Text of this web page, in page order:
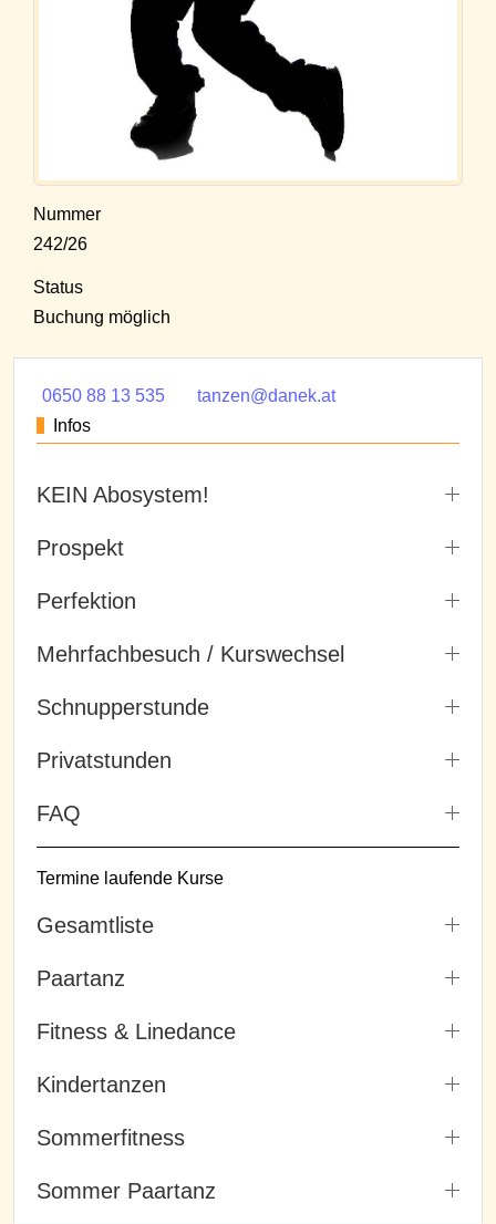
Nummer
242/26
Status
Buchung möglich
0650 88 13 535
tanzen@danek.at
Infos
KEIN Abosystem!
Prospekt
Perfektion
Mehrfachbesuch / Kurswechsel
Schnupperstunde
Privatstunden
FAQ
Termine laufende Kurse
Gesamtliste
Paartanz
Fitness & Linedance
Kindertanzen
Sommerfitness
Sommer Paartanz